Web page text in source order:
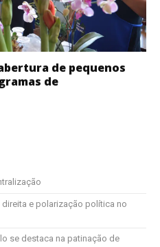
de pequenos
de
e polarização política no
se destaca na patinação de